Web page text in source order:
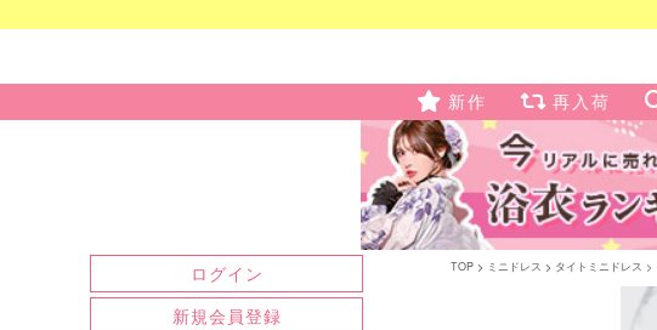
新作 再入荷
ログイン
新規会員登録
TOP ミニドレス タイトミニドレス